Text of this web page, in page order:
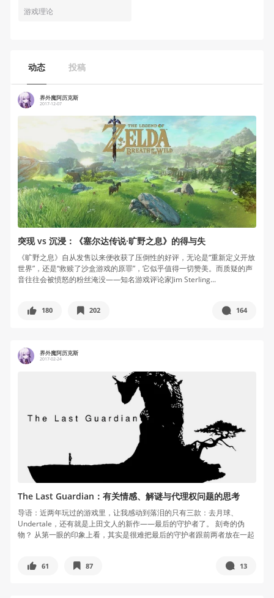
游戏理论
动态 投稿
界外魔阿历克斯
2017-12-07
突现 vs 沉浸：《塞尔达传说·旷野之息》的得与失
《旷野之息》自从发售以来便收获了压倒性的好评，无论是“重新定义开放
世界”，还是“救赎了沙盒游戏的原罪”，它似乎值得一切赞美。而质疑的声
音往往会被愤怒的粉丝淹没——知名游戏评论家Jim Sterling...
180 202 164
界外魔阿历克斯
2017-02-24
The Last Guardian：有关情感、解谜与代理权问题的思考
导语：近两年玩过的游戏里，让我感动到落泪的只有三款：去月球、
Undertale，还有就是上田文人的新作——最后的守护者了。 刻奇的伪
物？ 从第一眼的印象上看，其实是很难把最后的守护者跟前两者放在一起
61 87 13